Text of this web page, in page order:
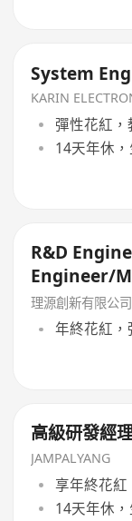
System
彈性花紅
14天年休
R&D
Engineer/
理源創新有限公司
年終花紅，
高級研發經
JAMPALYANG
享年終花紅
14天年休